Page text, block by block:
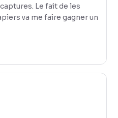
Le fait de les
va me faire gagner un